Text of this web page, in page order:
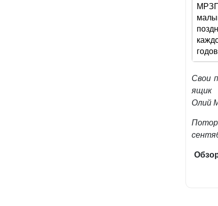
Свои
ящик
Олий